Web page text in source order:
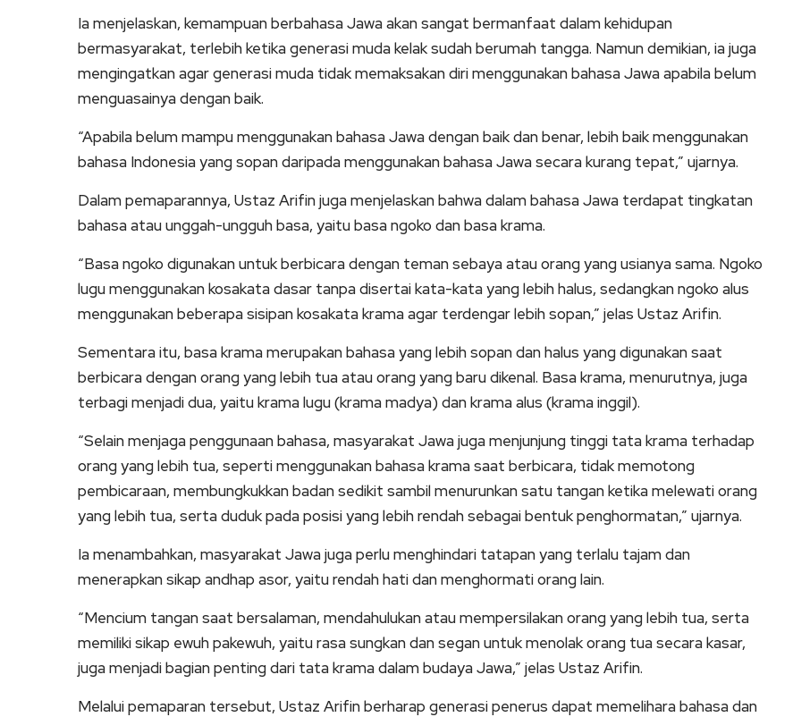
Ia menjelaskan, kemampuan berbahasa Jawa akan sangat bermanfaat dalam kehidupan
bermasyarakat, terlebih ketika generasi muda kelak sudah berumah tangga. Namun demikian, ia juga
mengingatkan agar generasi muda tidak memaksakan diri menggunakan bahasa Jawa apabila belum
menguasainya dengan baik.
“Apabila belum mampu menggunakan bahasa Jawa dengan baik dan benar, lebih baik menggunakan
bahasa Indonesia yang sopan daripada menggunakan bahasa Jawa secara kurang tepat,” ujarnya.
Dalam pemaparannya, Ustaz Arifin juga menjelaskan bahwa dalam bahasa Jawa terdapat tingkatan
bahasa atau unggah-ungguh basa, yaitu basa ngoko dan basa krama.
“Basa ngoko digunakan untuk berbicara dengan teman sebaya atau orang yang usianya sama. Ngoko
lugu menggunakan kosakata dasar tanpa disertai kata-kata yang lebih halus, sedangkan ngoko alus
menggunakan beberapa sisipan kosakata krama agar terdengar lebih sopan,” jelas Ustaz Arifin.
Sementara itu, basa krama merupakan bahasa yang lebih sopan dan halus yang digunakan saat
berbicara dengan orang yang lebih tua atau orang yang baru dikenal. Basa krama, menurutnya, juga
terbagi menjadi dua, yaitu krama lugu (krama madya) dan krama alus (krama inggil).
“Selain menjaga penggunaan bahasa, masyarakat Jawa juga menjunjung tinggi tata krama terhadap
orang yang lebih tua, seperti menggunakan bahasa krama saat berbicara, tidak memotong
pembicaraan, membungkukkan badan sedikit sambil menurunkan satu tangan ketika melewati orang
yang lebih tua, serta duduk pada posisi yang lebih rendah sebagai bentuk penghormatan,” ujarnya.
Ia menambahkan, masyarakat Jawa juga perlu menghindari tatapan yang terlalu tajam dan
menerapkan sikap andhap asor, yaitu rendah hati dan menghormati orang lain.
“Mencium tangan saat bersalaman, mendahulukan atau mempersilakan orang yang lebih tua, serta
memiliki sikap ewuh pakewuh, yaitu rasa sungkan dan segan untuk menolak orang tua secara kasar,
juga menjadi bagian penting dari tata krama dalam budaya Jawa,” jelas Ustaz Arifin.
Melalui pemaparan tersebut, Ustaz Arifin berharap generasi penerus dapat memelihara bahasa dan